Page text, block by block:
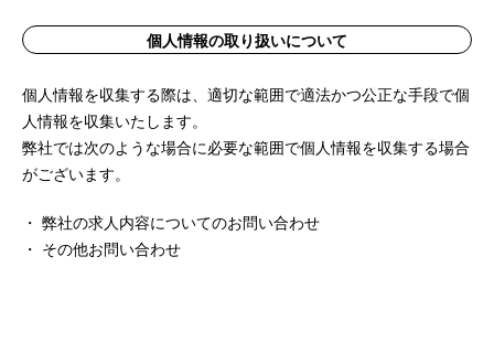
個人情報の取り扱いについて
個人情報を収集する際は、適切な範囲で適法かつ公正な手段で個
人情報を収集いたします。
弊社では次のような場合に必要な範囲で個人情報を収集する場合
がございます。
・ 弊社の求人内容についてのお問い合わせ
・ その他お問い合わせ